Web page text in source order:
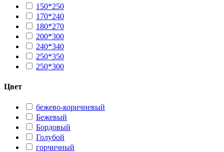
150*250
170*240
180*270
200*300
240*340
250*350
250*300
Цвет
бежево-коричневый
Бежевый
Бордовый
Голубой
горчичный